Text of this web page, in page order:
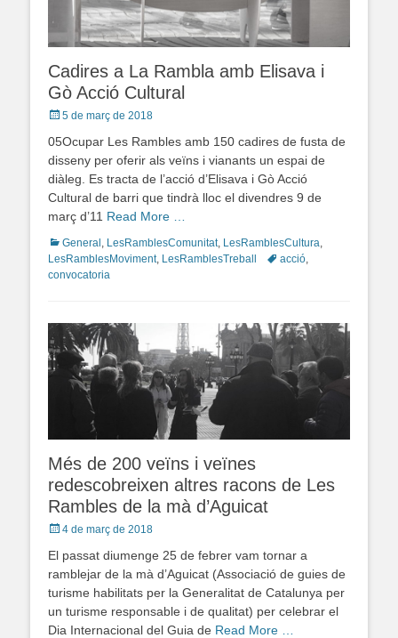
Cadires a La Rambla amb Elisava i
Gò Acció Cultural
Posted
5 de març de 2018
05Ocupar Les Rambles amb 150 cadires de fusta de
disseny per oferir als veïns i vianants un espai de
diàleg. Es tracta de l’acció d’Elisava i Gò Acció
Cultural de barri que tindrà lloc el divendres 9 de
març d’11 Read More …
Categories
General , LesRamblesComunitat, LesRamblesCultura,
LesRamblesMoviment, LesRamblesTreball Tagsacció,
convocatoria
Més de 200 veïns i veïnes
redescobreixen altres racons de Les
Rambles de la mà d’Aguicat
Posted
4 de març de 2018
El passat diumenge 25 de febrer vam tornar a
ramblejar de la mà d’Aguicat (Associació de guies de
turisme habilitats per la Generalitat de Catalunya per
un turisme responsable i de qualitat) per celebrar el
Dia Internacional del Guia de Read More …